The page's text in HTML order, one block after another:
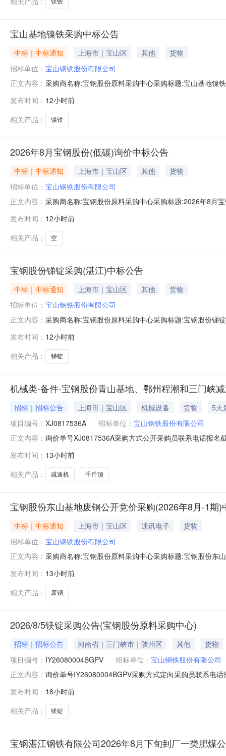
钛铁
宝山基地镍铁采购中标公告
中标｜中标通知 上海市｜宝山区 其他
货物
招标单位： 宝山钢铁股份有限公司
正文内容： 采购商名称:宝钢股份原料采购中心采购标题:宝山基地镍
发布时间： 12小时前
相关产品：
镍铁
2026年8月宝钢股份(低碳)询价中标公告
中标｜中标通知 上海市｜宝山区 其他
货物
招标单位： 宝山钢铁股份有限公司
正文内容： 采购商名称:宝钢股份原料采购中心采购标题:2026年8月
发布时间： 12小时前
相关产品：
空
宝钢股份锑锭采购(湛江)中标公告
中标｜中标通知 上海市｜宝山区 其他
货物
招标单位： 宝山钢铁股份有限公司
正文内容： 采购商名称:宝钢股份原料采购中心采购标题:宝钢股份锑
发布时间： 12小时前
相关产品：
锑锭
机械类-备件-宝钢股份青山基地、鄂州程潮和三门峡
招标｜招标公告 上海市｜宝山区 机械设备 货物
5天
项目编号： XJ0817536A 招标单位： 宝山钢铁股份有限公司
正文内容： 询价单号XJ0817536A采购方式公开采购员联系电话报
直径:55mm;齿轮精度等级:外齿轮6级,内齿轮7级;输入转
发布时间： 13小时前
相关产品：
减速机 千斤顶
宝钢股份东山基地废钢公开竞价采购(2026年8月-1期)
中标｜中标通知 上海市｜宝山区 通讯电子
货物
招标单位： 宝山钢铁股份有限公司
正文内容： 采购商名称:宝钢股份原料采购中心采购标题:宝钢股份东
发布时间： 13小时前
相关产品：
废钢
2026/8/5镁锭采购公告(宝钢股份原料采购中心)
招标｜招标公告 河南省｜三门峡市｜陕州区 其他
货物
项目编号： IY26080004BGPV 招标单位： 宝山钢铁股份有限公司
正文内容： 询价单号IY26080004BGPV采购方式定向采购员联系电
价说明：湿公吨。限价类别：定量、定价。价格条款：
发布时间： 18小时前
相关产品：
镁锭
宝钢湛江钢铁有限公司2026年8月下旬到厂一类肥煤